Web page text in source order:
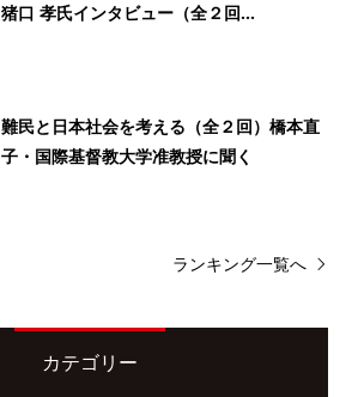
猪口 孝氏インタビュー（全２回...
難民と日本社会を考える（全２回）橋本直
子・国際基督教大学准教授に聞く
ランキング一覧へ
カテゴリー